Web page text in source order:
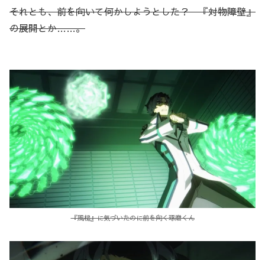
それとも、前を向いて何かしようとした？ 『対物障壁』
の展開とか……。
『風槌』に気づいたのに前を向く琢磨くん